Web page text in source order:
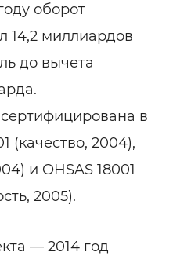
оборот
14,2 миллиардов
до вычета
в
(качество, 2004),
и OHSAS 18001
2005).
— 2014 год